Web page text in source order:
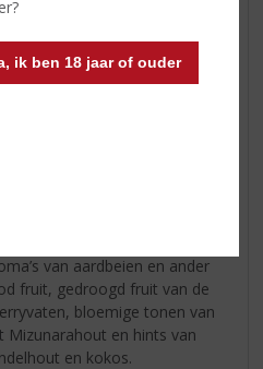
ik ben 18 jaar of ouder
CL
van aardbeien en ander
fruit, gedroogd fruit van de
bloemige tonen van
Mizunarahout en hints van
en kokos.